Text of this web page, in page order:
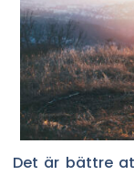
Det är bättre